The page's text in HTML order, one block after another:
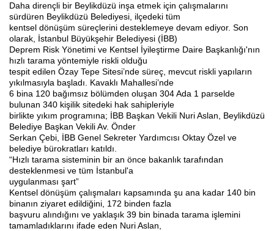
Daha dirençli bir Beylikdüzü inşa etmek için çalışmalarını
sürdüren Beylikdüzü Belediyesi, ilçedeki tüm
kentsel dönüşüm süreçlerini desteklemeye devam ediyor. Son
olarak, İstanbul Büyükşehir Belediyesi (İBB)
Deprem Risk Yönetimi ve Kentsel İyileştirme Daire Başkanlığı'nın
hızlı tarama yöntemiyle riskli olduğu
tespit edilen Özay Tepe Sitesi’nde süreç, mevcut riskli yapıların
yıkılmasıyla başladı. Kavaklı Mahallesi’nde
6 bina 120 bağımsız bölümden oluşan 304 Ada 1 parselde
bulunan 340 kişilik sitedeki hak sahipleriyle
birlikte yıkım programına; İBB Başkan Vekili Nuri Aslan, Beylikdüzü
Belediye Başkan Vekili Av. Önder
Serkan Çebi, İBB Genel Sekreter Yardımcısı Oktay Özel ve
belediye bürokratları katıldı.
“Hızlı tarama sisteminin bir an önce bakanlık tarafından
desteklenmesi ve tüm İstanbul'a
uygulanması şart”
Kentsel dönüşüm çalışmaları kapsamında şu ana kadar 140 bin
binanın ziyaret edildiğini, 172 binden fazla
başvuru alındığını ve yaklaşık 39 bin binada tarama işlemini
tamamladıklarını ifade eden Nuri Aslan,